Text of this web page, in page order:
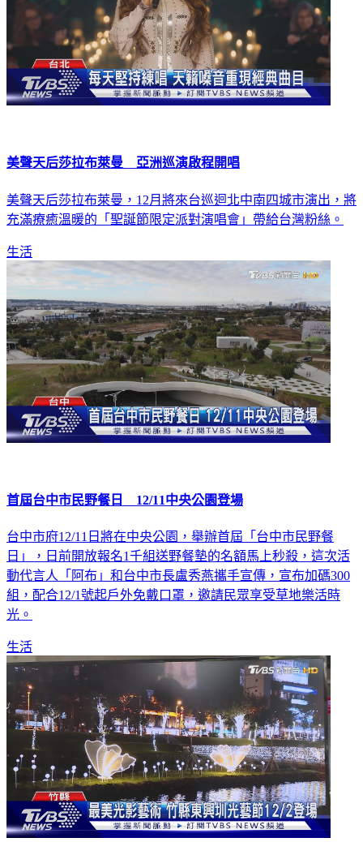
美聲天后莎拉布萊曼 亞洲巡演啟程開唱
美聲天后莎拉布萊曼，12月將來台巡迴北中南四城市演出，將
充滿療癒溫暖的「聖誕節限定派對演唱會」帶給台灣粉絲。
生活
首屆台中市民野餐日 12/11中央公園登場
台中市府12/11日將在中央公園，舉辦首屆「台中市民野餐
日」，日前開放報名1千組送野餐墊的名額馬上秒殺，這次活
動代言人「阿布」和台中市長盧秀燕攜手宣傳，宣布加碼300
組，配合12/1號起戶外免戴口罩，邀請民眾享受草地樂活時
光。
生活